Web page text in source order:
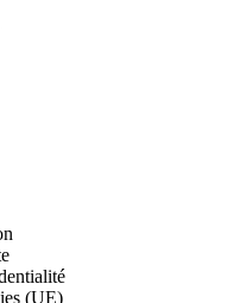
(UE)